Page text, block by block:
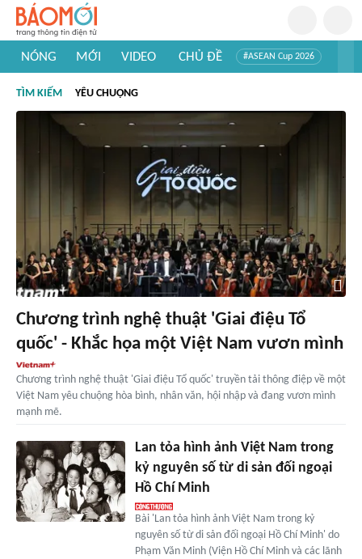
NÓNG MỚI VIDEO CHỦ ĐỀ #ASEAN Cup 2026
#Khám phá thế giới
TÌM KIẾM YÊU CHUỘNG
Chương trình nghệ thuật 'Giai điệu Tổ
quốc' - Khắc họa một Việt Nam vươn mình
Chương trình nghệ thuật 'Giai điệu Tổ quốc' truyền tải thông điệp về một
Việt Nam yêu chuộng hòa bình, nhân văn, hội nhập và đang vươn mình
mạnh mẽ.
Lan tỏa hình ảnh Việt Nam trong
kỷ nguyên số từ di sản đối ngoại
Hồ Chí Minh
Bài 'Lan tỏa hình ảnh Việt Nam trong kỷ
nguyên số từ di sản đối ngoại Hồ Chí Minh' do
Phạm Văn Minh (Viện Hồ Chí Minh và các lãnh